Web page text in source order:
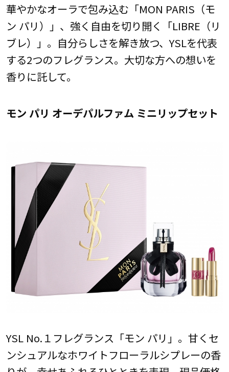
華やかなオーラで包み込む「MON PARIS（モ
ン パリ）」、強く自由を切り開く「LIBRE（リ
ブレ）」。自分らしさを解き放つ、YSLを代表
する2つのフレグランス。大切な方への想いを
香りに託して。
モン パリ オーデパルファム ミニリップセット
YSL No.１フレグランス「モン パリ」。⽢くセ
ンシュアルなホワイトフローラルシプレーの香